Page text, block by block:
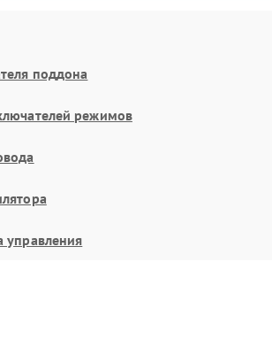
поддона
режимов
управления